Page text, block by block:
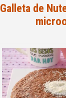
Galleta de